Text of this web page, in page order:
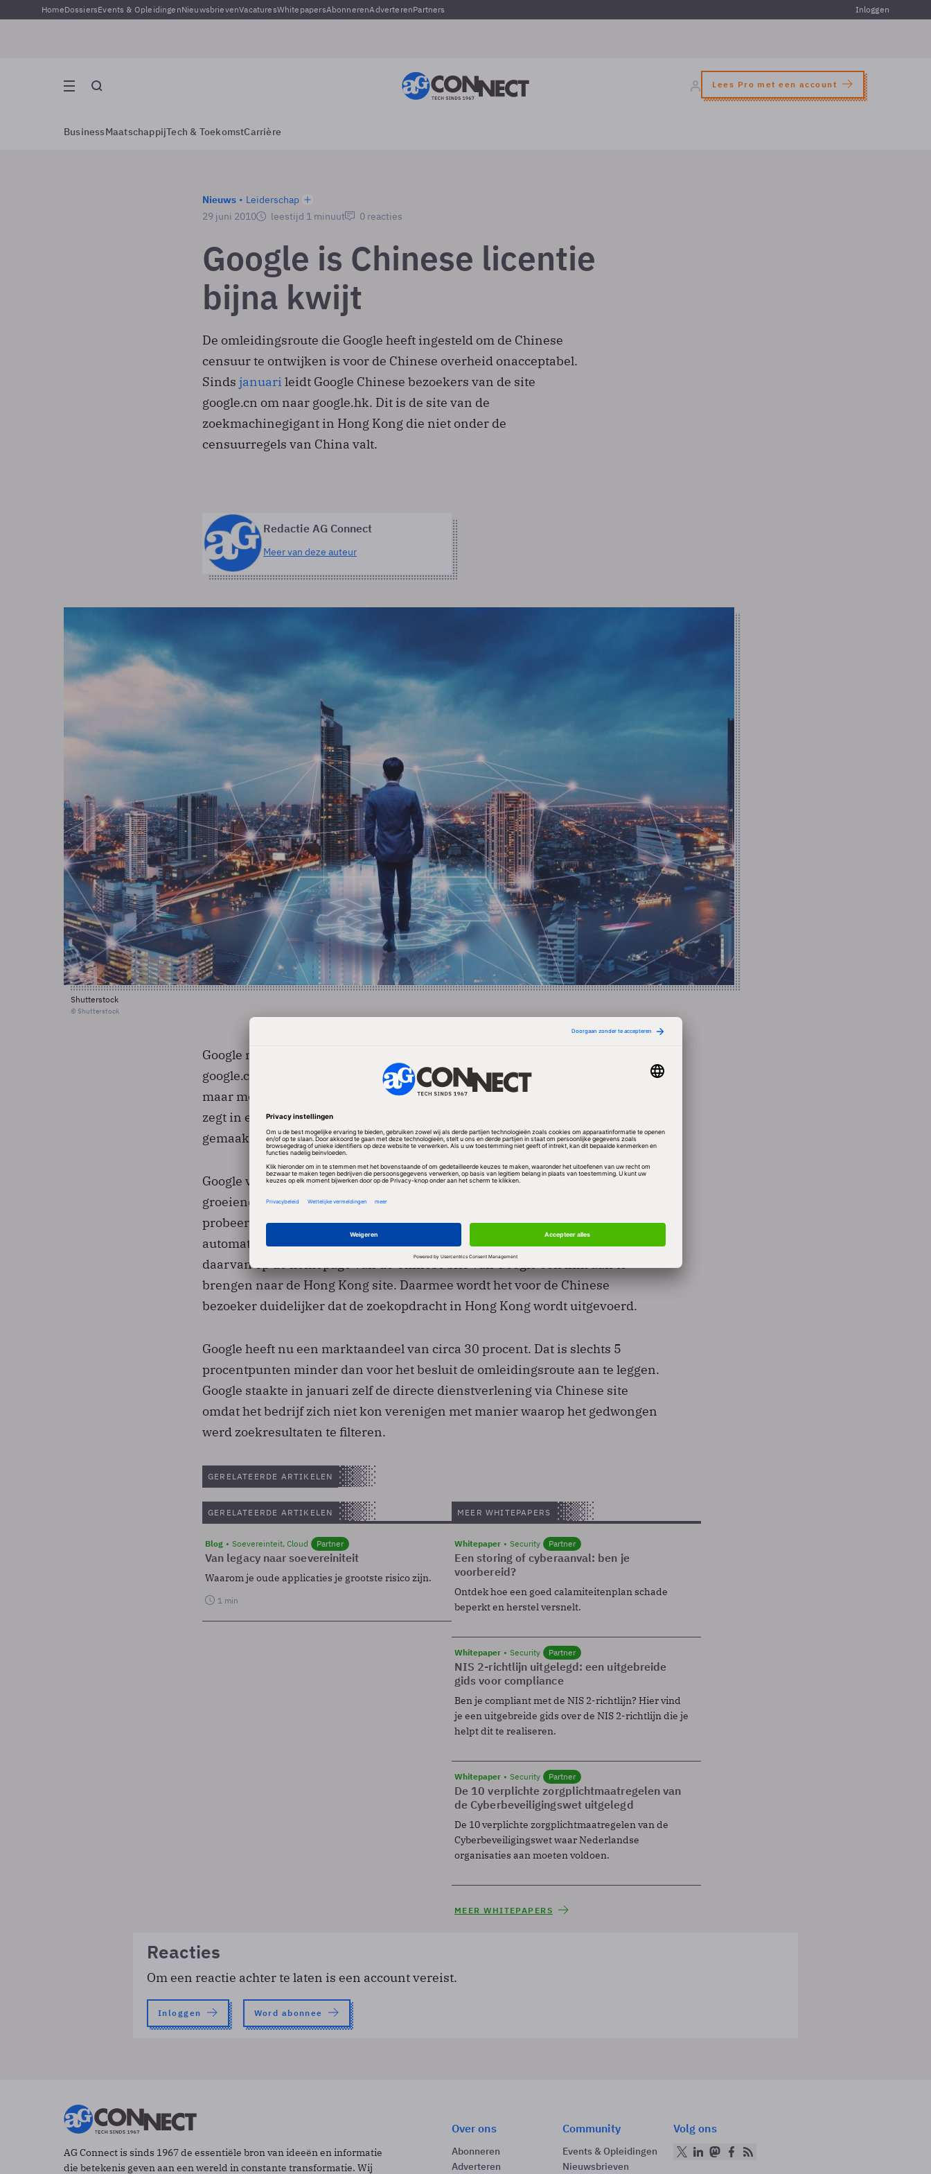
HomeDossiersEvents & OpleidingenNieuwsbrievenVacaturesWhitepapersAbonnerenAdverterenPartners Inloggen
Lees Pro met een account
BusinessMaatschappijTech & ToekomstCarrière
Nieuws
Leiderschap
29 juni 2010
leestijd 1 minuut 0 reacties
Google is Chinese licentie
bijna kwijt
De omleidingsroute die Google heeft ingesteld om de Chinese
censuur te ontwijken is voor de Chinese overheid onacceptabel.
Sinds januari leidt Google Chinese bezoekers van de site
google.cn om naar google.hk. Dit is de site van de
zoekmachinegigant in Hong Kong die niet onder de
censuurregels van China valt.
Redactie AG Connect
Meer van deze auteur
Shutterstock
© Shutterstock
Google moet echter een Internet Content Provider licentie hebben om de site
google.cn in stand te houden. De licentie van het bedrijf loopt nog tot 2012,
maar moet elk jaar worden herbevestigd. Googles topjurist David Drummond
zegt in eenblogdat de gesprekken met de Chinese overheid duidelijk hebben
gemaakt dat die jaarlijkse verlenging er niet inzit.
Google verliest met het uitvallen van die licentie de toegang tot de snelst
groeiende markt met een potentieel van 400 miljoen mensen. Het bedrijf
probeert nu een compromis te sluiten door het verkeer naar Google.cn niet
automatisch door te sluizen naar de site in Hong Kong, maar in plaats
daarvan op de homepage van de Chinese site van Google een link aan te
brengen naar de Hong Kong site. Daarmee wordt het voor de Chinese
bezoeker duidelijker dat de zoekopdracht in Hong Kong wordt uitgevoerd.
Google heeft nu een marktaandeel van circa 30 procent. Dat is slechts 5
procentpunten minder dan voor het besluit de omleidingsroute aan te leggen.
Google staakte in januari zelf de directe dienstverlening via Chinese site
omdat het bedrijf zich niet kon verenigen met manier waarop het gedwongen
werd zoekresultaten te filteren.
GERELATEERDE ARTIKELEN
GERELATEERDE ARTIKELEN
Blog Soevereinteit, Cloud Partner
Van legacy naar soevereiniteit
Waarom je oude applicaties je grootste risico zijn.
1 min
MEER WHITEPAPERS
Whitepaper Security Partner
Een storing of cyberaanval: ben je
voorbereid?
Ontdek hoe een goed calamiteitenplan schade
beperkt en herstel versnelt.
Whitepaper Security Partner
NIS 2-richtlijn uitgelegd: een uitgebreide
gids voor compliance
Ben je compliant met de NIS 2-richtlijn? Hier vind
je een uitgebreide gids over de NIS 2-richtlijn die je
helpt dit te realiseren.
Whitepaper Security Partner
De 10 verplichte zorgplichtmaatregelen van
de Cyberbeveiligingswet uitgelegd
De 10 verplichte zorgplichtmaatregelen van de
Cyberbeveiligingswet waar Nederlandse
organisaties aan moeten voldoen.
MEER WHITEPAPERS
Reacties
Om een reactie achter te laten is een account vereist.
Inloggen Word abonnee
AG Connect is sinds 1967 de essentiële bron van ideeën en informatie
die betekenis geven aan een wereld in constante transformatie. Wij
Over ons
Abonneren
Adverteren
Community
Events & Opleidingen
Nieuwsbrieven
Volg ons